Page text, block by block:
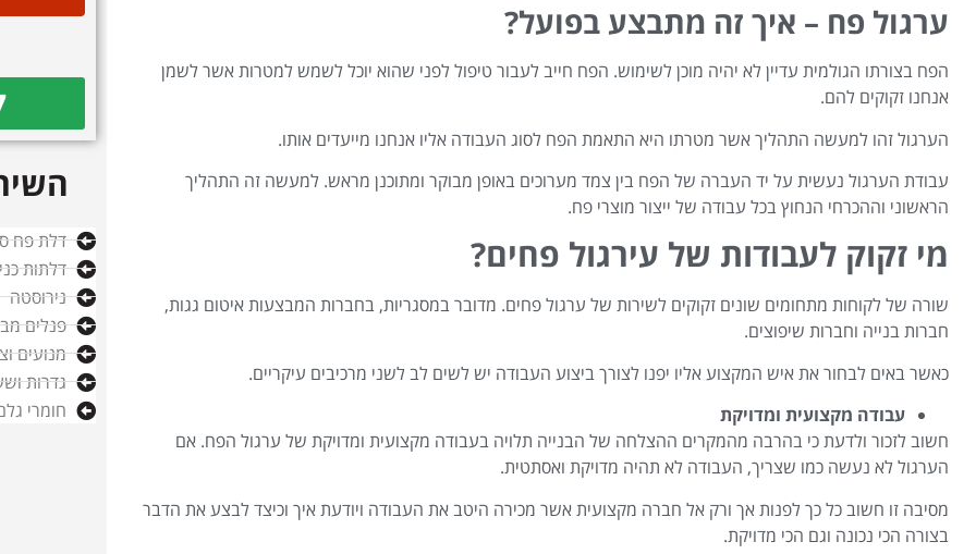
ערגול פח – איך זה מתבצע בפועל?
הפח בצורתו הגולמית עדיין לא יהיה מוכן לשימוש. הפח חייב לעבור טיפול לפני שהוא יוכל לשמש למטרות אשר לשמן
אנחנו זקוקים להם.
הערגול זהו למעשה התהליך אשר מטרתו היא התאמת הפח לסוג העבודה אליו אנחנו מייעדים אותו.
עבודת הערגול נעשית על יד העברה של הפח בין צמד מערוכים באופן מבוקר ומתוכנן מראש. למעשה זה התהליך
הראשוני וההכרחי הנחוץ בכל עבודה של ייצור מוצרי פח.
מי זקוק לעבודות של עירגול פחים?
שורה של לקוחות מתחומים שונים זקוקים לשירות של ערגול פחים. מדובר במסגריות, בחברות המבצעות איטום גגות,
חברות בנייה וחברות שיפוצים.
כאשר באים לבחור את איש המקצוע אליו יפנו לצורך ביצוע העבודה יש לשים לב לשני מרכיבים עיקריים.
עבודה מקצועית ומדויקת
חשוב לזכור ולדעת כי בהרבה מהמקרים ההצלחה של הבנייה תלויה בעבודה מקצועית ומדויקת של ערגול הפח. אם
הערגול לא נעשה כמו שצריך, העבודה לא תהיה מדויקת ואסתטית.
מסיבה זו חשוב כל כך לפנות אך ורק אל חברה מקצועית אשר מכירה היטב את העבודה ויודעת איך וכיצד לבצע את הדבר
בצורה הכי נכונה וגם הכי מדויקת.
דלת פח
דלתות
נירוסטה
פנלים
מנועים
גדרות
חומרי